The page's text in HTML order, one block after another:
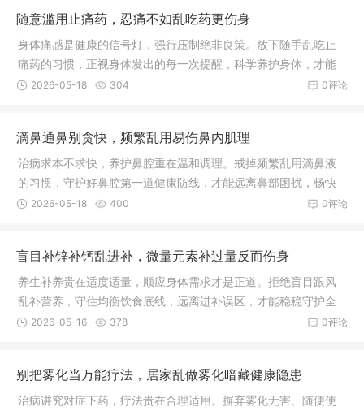
随意滥用止痛药，忍痛不如乱吃药更伤身
身体痛感是健康的信号灯，强行压制绝非良策。放下随手乱吃止
痛药的习惯，正视身体发出的每一次提醒，科学养护身体，才能
远离病痛折磨，守护身心长久安康。
0评论
2026-05-18 304
滴鼻通鼻别贪快，频繁乱用易伤鼻内肌理
治病求本不求快，养护鼻腔重在温和调理。戒掉频繁乱用滴鼻液
的习惯，守护好鼻腔第一道健康防线，才能远离鼻部困扰，畅快
呼吸。
0评论
2026-05-18 400
盲目补锌补钙乱进补，微量元素补过量反而伤身
养生补养贵在适度适量，顺应身体需求才是正道。拒绝盲目跟风
乱补营养，守住均衡饮食底线，远离进补误区，才能稳稳守护全
家人的身体健康。
0评论
2026-05-16 378
别把雾化当万能疗法，居家乱做雾化暗藏健康隐患
治病讲究对症下药，疗法贵在合理适用。摒弃雾化无害、随便使